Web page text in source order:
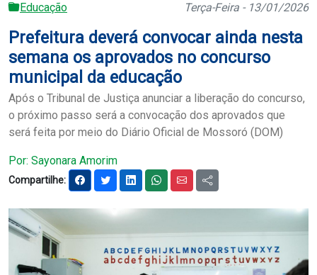
Governo
Mossoró
Serviços
Portal do Contribuinte
Carta de Serviço
PESQUISAR
Educação Terça-Feira - 13/01/2026
Prefeitura deverá convocar ainda nesta
semana os aprovados no concurso
municipal da educação
Após o Tribunal de Justiça anunciar a liberação do concurso,
o próximo passo será a convocação dos aprovados que
será feita por meio do Diário Oficial de Mossoró (DOM)
Por: Sayonara Amorim
Compartilhe: